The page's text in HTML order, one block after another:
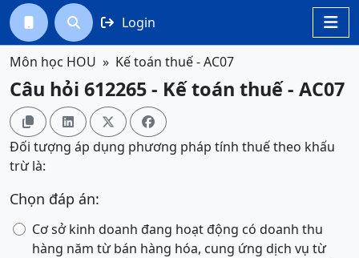

  Login
Môn học HOU Kế toán thuế - AC07
Câu hỏi 612265 - Kế toán thuế - AC07
   
Đối tượng áp dụng phương pháp tính thuế theo khấu
trừ là:
Chọn đáp án:
Cơ sở kinh doanh đang hoạt động có doanh thu
hàng năm từ bán hàng hóa, cung ứng dịch vụ từ